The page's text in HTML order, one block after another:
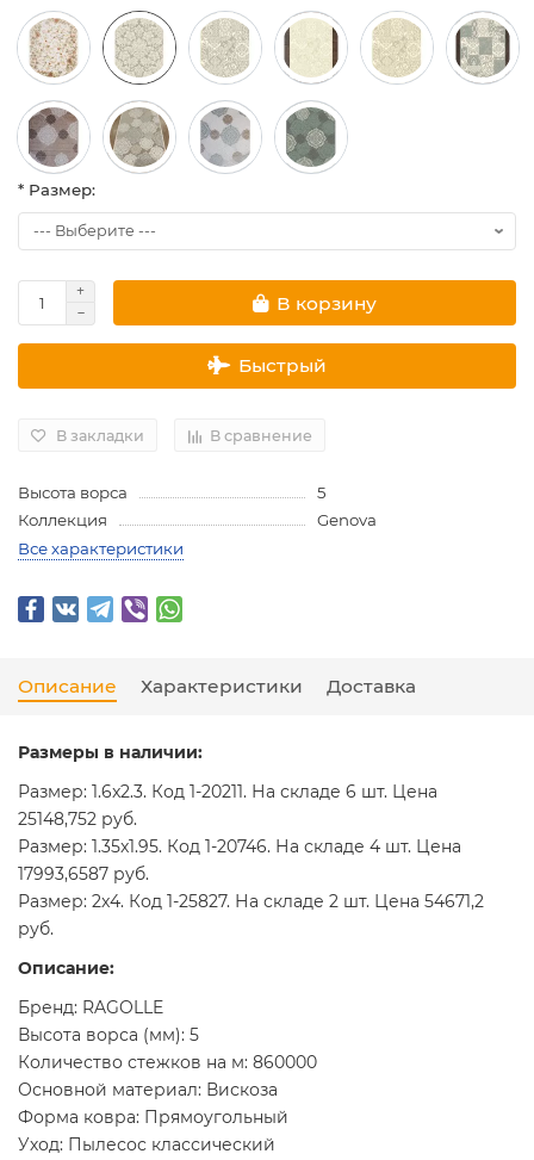
* Размер:
В корзину
Быстрый
В закладки В сравнение
Высота ворса
5
Коллекция
Genova
Все характеристики
Описание Характеристики Доставка
Размеры в наличии:
Размер: 1.6x2.3. Код 1-20211. На складе 6 шт. Цена
25148,752 руб.
Размер: 1.35x1.95. Код 1-20746. На складе 4 шт. Цена
17993,6587 руб.
Размер: 2x4. Код 1-25827. На складе 2 шт. Цена 54671,2
руб.
Описание:
Бренд: RAGOLLE
Высота ворса (мм): 5
Количество стежков на м: 860000
Основной материал: Вискоза
Форма ковра: Прямоугольный
Уход: Пылесос классический